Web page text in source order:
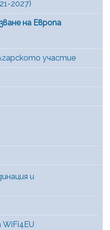
2027)
на Европа
участие
и